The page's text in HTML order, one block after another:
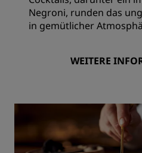
Negroni, runden das
in gemütlicher
WEITERE